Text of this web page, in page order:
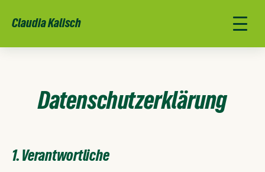
Claudia Kalisch
Datenschutzerklärung
1. Verantwortliche